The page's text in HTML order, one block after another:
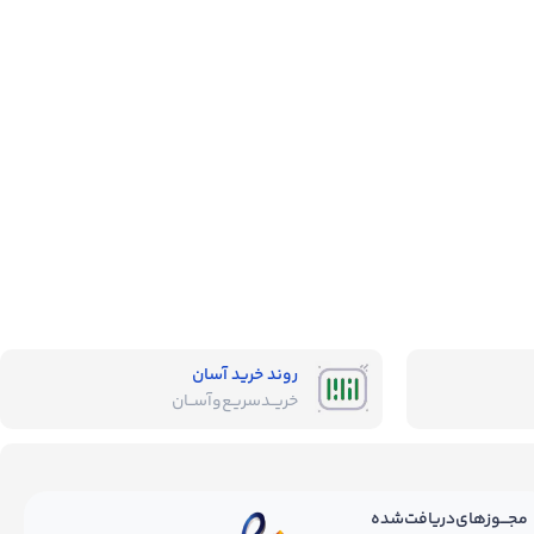
روند خرید آسان
خریــد‌سریـع‌و‌آســان
مجـــوز‌های‌دریافت‌شده